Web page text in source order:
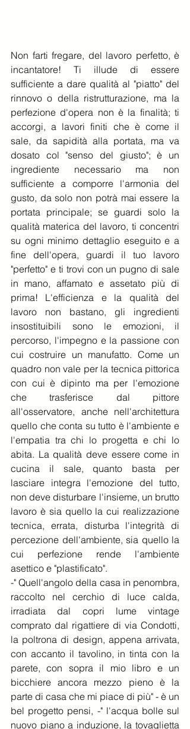
Non farti fregare, del lavoro perfetto, è
incantatore! Ti illude di essere
sufficiente a dare qualità al "piatto" del
rinnovo o della ristrutturazione, ma la
perfezione d'opera non è la finalità; ti
accorgi, a lavori finiti che è come il
sale, da sapidità alla portata, ma va
dosato col "senso del giusto"; è un
ingrediente necessario ma non
sufficiente a comporre l'armonia del
gusto, da solo non potrà mai essere la
portata principale; se guardi solo la
qualità materica del lavoro, ti concentri
su ogni minimo dettaglio eseguito e a
fine dell'opera, guardi il tuo lavoro
"perfetto" e ti trovi con un pugno di sale
in mano, affamato e assetato più di
prima! L'efficienza e la qualità del
lavoro non bastano, gli ingredienti
insostituibili sono le emozioni, il
percorso, l'impegno e la passione con
cui costruire un manufatto. Come un
quadro non vale per la tecnica pittorica
con cui è dipinto ma per l'emozione
che trasferisce dal pittore
all'osservatore, anche nell'architettura
quello che conta su tutto è l'ambiente e
l'empatia tra chi lo progetta e chi lo
abita. La qualità deve essere come in
cucina il sale, quanto basta per
lasciare integra l'emozione del tutto,
non deve disturbare l'insieme, un brutto
lavoro è sia quello la cui realizzazione
tecnica, errata, disturba l'integrità di
percezione dell'ambiente, sia quello la
cui perfezione rende l'ambiente
asettico e "plastificato".
-" Quell'angolo della casa in penombra,
raccolto nel cerchio di luce calda,
irradiata dal copri lume vintage
comprato dal rigattiere di via Condotti,
la poltrona di design, appena arrivata,
con accanto il tavolino, in tinta con la
parete, con sopra il mio libro e un
bicchiere ancora mezzo pieno è la
parte di casa che mi piace di più" - è un
bel progetto pensi, -" l'acqua bolle sul
nuovo piano a induzione, la tovaglietta